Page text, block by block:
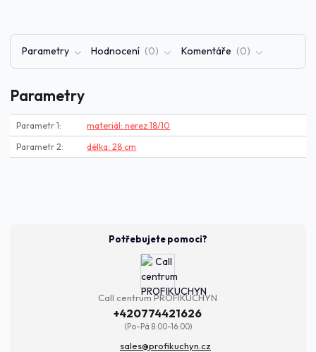
Parametry Hodnocení 0 Komentáře 0
Parametry
Parametr 1 materiál: nerez 18/10
Parametr 2 délka: 28 cm
Potřebujete pomoci?
Call centrum PROFIKUCHYN
+420774421626
(Po-Pá 8:00-16:00)
sales@profikuchyn.cz